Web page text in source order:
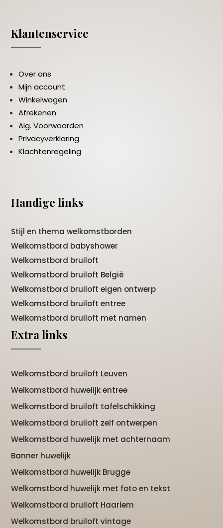
Klantenservice
Over ons
Mijn account
Winkelwagen
Afrekenen
Alg. Voorwaarden
Privacyverklaring
Klachtenregeling
Handige links
Stijl en thema welkomstborden
Welkomstbord babyshower
Welkomstbord bruiloft
Welkomstbord bruiloft België
Welkomstbord bruiloft eigen ontwerp
Welkomstbord bruiloft entree
Welkomstbord bruiloft met namen
Extra links
Welkomstbord bruiloft Leuven
Welkomstbord huwelijk entree
Welkomstbord bruiloft tafelschikking
Welkomstbord bruiloft zelf ontwerpen
Welkomstbord huwelijk met achternaam
Banner huwelijk
Welkomstbord huwelijk Brugge
Welkomstbord huwelijk met foto en tekst
Welkomstbord bruiloft Haarlem
Welkomstbord bruiloft vintage